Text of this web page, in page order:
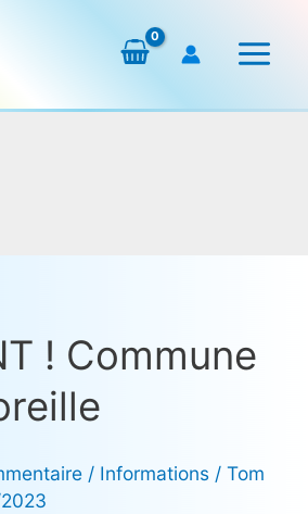
! Commune
/ Informations/ Tom